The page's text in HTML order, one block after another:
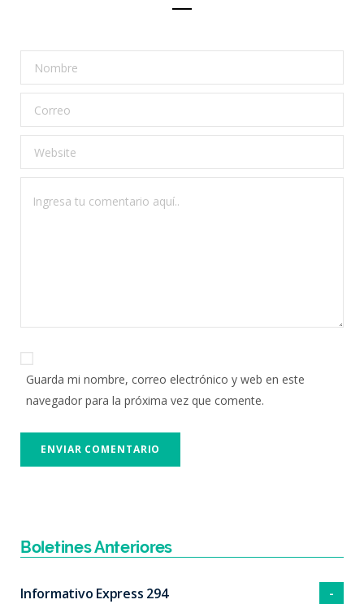
Guarda mi nombre, correo electrónico y web en este
navegador para la próxima vez que comente.
Boletines Anteriores
Informativo Express 294